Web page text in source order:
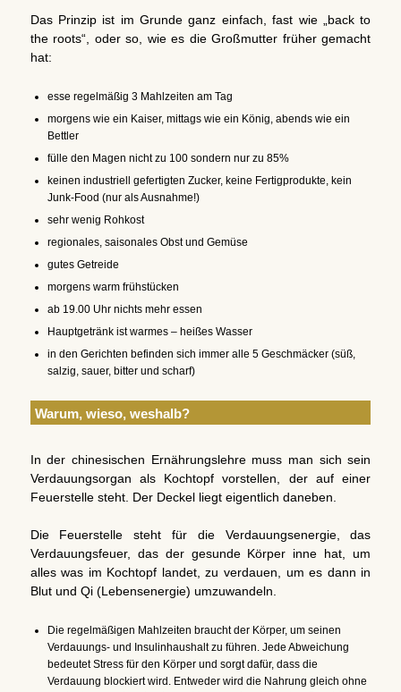
Das Prinzip ist im Grunde ganz einfach, fast wie „back to
the roots“, oder so, wie es die Großmutter früher gemacht
hat:
esse regelmäßig 3 Mahlzeiten am Tag
morgens wie ein Kaiser, mittags wie ein König, abends wie ein
Bettler
fülle den Magen nicht zu 100 sondern nur zu 85%
keinen industriell gefertigten Zucker, keine Fertigprodukte, kein
Junk-Food (nur als Ausnahme!)
sehr wenig Rohkost
regionales, saisonales Obst und Gemüse
gutes Getreide
morgens warm frühstücken
ab 19.00 Uhr nichts mehr essen
Hauptgetränk ist warmes – heißes Wasser
in den Gerichten befinden sich immer alle 5 Geschmäcker (süß,
salzig, sauer, bitter und scharf)
Warum, wieso, weshalb?
In der chinesischen Ernährungslehre muss man sich sein
Verdauungsorgan als Kochtopf vorstellen, der auf einer
Feuerstelle steht. Der Deckel liegt eigentlich daneben.
Die Feuerstelle steht für die Verdauungsenergie, das
Verdauungsfeuer, das der gesunde Körper inne hat, um
alles was im Kochtopf landet, zu verdauen, um es dann in
Blut und Qi (Lebensenergie) umzuwandeln.
Die regelmäßigen Mahlzeiten braucht der Körper, um seinen
Verdauungs- und Insulinhaushalt zu führen. Jede Abweichung
bedeutet Stress für den Körper und sorgt dafür, dass die
Verdauung blockiert wird. Entweder wird die Nahrung gleich ohne